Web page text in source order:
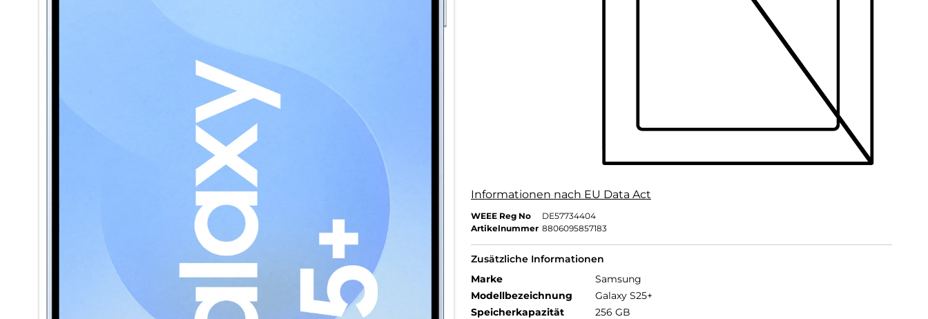
Informationen nach EU Data Act
WEEE Reg No
DE57734404
Artikelnummer 8806095857183
Zusätzliche Informationen
Marke
Samsung
Modellbezeichnung
Galaxy S25+
Speicherkapazität
256 GB